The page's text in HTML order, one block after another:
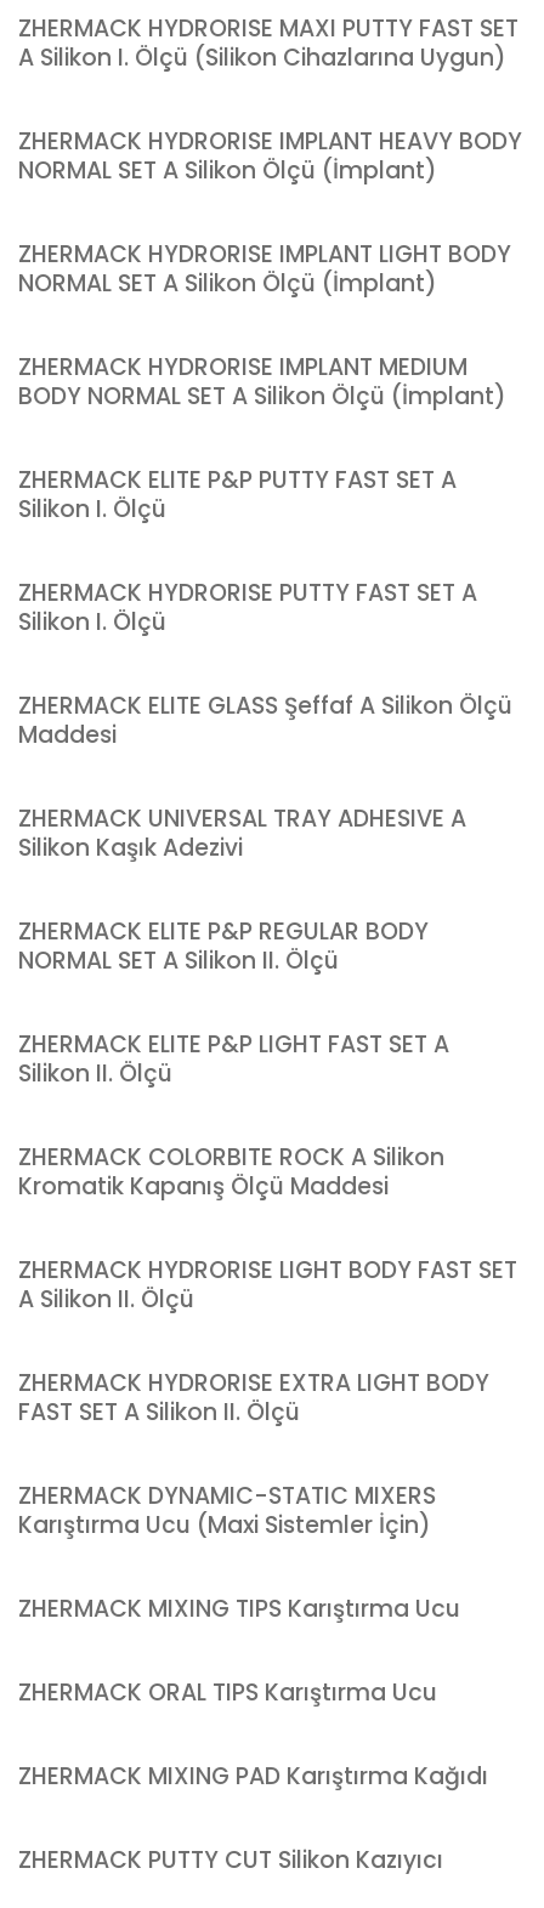
ZHERMACK HYDRORISE MAXI PUTTY FAST SET
A Silikon I. Ölçü (Silikon Cihazlarına Uygun)
ZHERMACK HYDRORISE IMPLANT HEAVY BODY
NORMAL SET A Silikon Ölçü (İmplant)
ZHERMACK HYDRORISE IMPLANT LIGHT BODY
NORMAL SET A Silikon Ölçü (İmplant)
ZHERMACK HYDRORISE IMPLANT MEDIUM
BODY NORMAL SET A Silikon Ölçü (İmplant)
ZHERMACK ELITE P&P PUTTY FAST SET A
Silikon I. Ölçü
ZHERMACK HYDRORISE PUTTY FAST SET A
Silikon I. Ölçü
ZHERMACK ELITE GLASS Şeffaf A Silikon Ölçü
Maddesi
ZHERMACK UNIVERSAL TRAY ADHESIVE A
Silikon Kaşık Adezivi
ZHERMACK ELITE P&P REGULAR BODY
NORMAL SET A Silikon II. Ölçü
ZHERMACK ELITE P&P LIGHT FAST SET A
Silikon II. Ölçü
ZHERMACK COLORBITE ROCK A Silikon
Kromatik Kapanış Ölçü Maddesi
ZHERMACK HYDRORISE LIGHT BODY FAST SET
A Silikon II. Ölçü
ZHERMACK HYDRORISE EXTRA LIGHT BODY
FAST SET A Silikon II. Ölçü
ZHERMACK DYNAMIC-STATIC MIXERS
Karıştırma Ucu (Maxi Sistemler İçin)
ZHERMACK MIXING TIPS Karıştırma Ucu
ZHERMACK ORAL TIPS Karıştırma Ucu
ZHERMACK MIXING PAD Karıştırma Kağıdı
ZHERMACK PUTTY CUT Silikon Kazıyıcı